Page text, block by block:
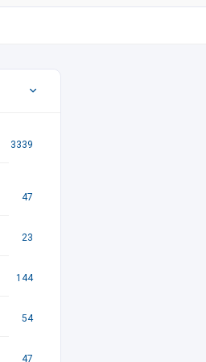
3339
47
23
144
54
47